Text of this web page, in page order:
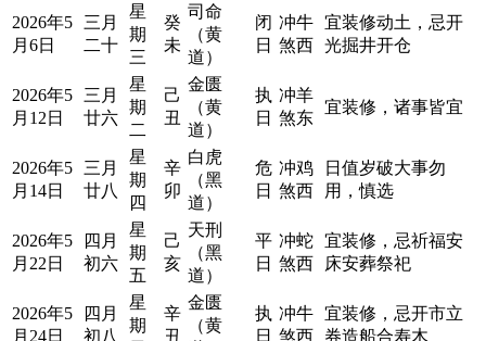
2026年5
月6日
三月
二十
星
期
三
癸
未
司命
（黄
道）
闭
日
冲牛
煞西
宜装修动土，忌开
光掘井开仓
2026年5
月12日
三月
廿六
星
期
二
己
丑
金匮
（黄
道）
执
日
冲羊
煞东
宜装修，诸事皆宜
2026年5
月14日
三月
廿八
星
期
四
辛
卯
白虎
（黑
道）
危
日
冲鸡
煞西
日值岁破大事勿
用，慎选
2026年5
月22日
四月
初六
星
期
五
己
亥
天刑
（黑
道）
平
日
冲蛇
煞西
宜装修，忌祈福安
床安葬祭祀
2026年5
月24日
四月
初八
星
期
辛
丑
金匮
（黄
执
日
冲牛
煞西
宜装修，忌开市立
券造船合寿木